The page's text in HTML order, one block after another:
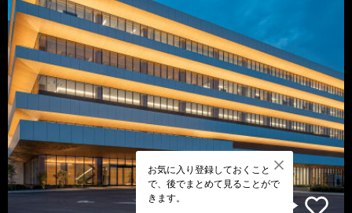
お気に入り登録しておくこと
で、後でまとめて見ることがで
きます。